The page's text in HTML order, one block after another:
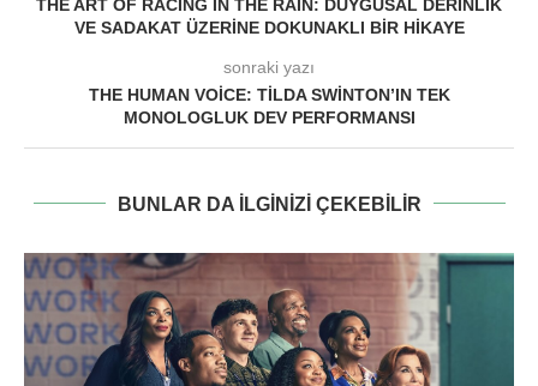
THE ART OF RACING IN THE RAIN: DUYGUSAL DERINLIK
VE SADAKAT ÜZERINE DOKUNAKLI BIR HIKAYE
sonraki yazı
THE HUMAN VOICE: TILDA SWINTON’IN TEK
MONOLOGLUK DEV PERFORMANSI
BUNLAR DA ILGINIZI ÇEKEBILIR